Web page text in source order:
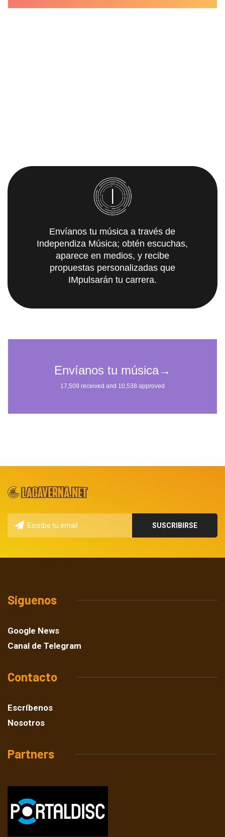
Envíanos tu música a través de
Independiza Música; obtén escuchas,
aparece en medios, y recibe
propuestas personalizadas que
IMpulsarán tu carrera.
Síguenos
Google News
Canal de Telegram
Contacto
Escríbenos
Nosotros
Partners